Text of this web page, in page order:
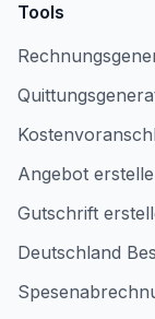
Tools
Angebot
Gutschrift
Deutschland